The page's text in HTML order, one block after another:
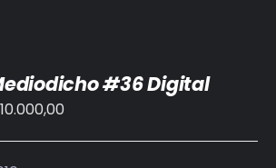
#36 Digital
10.000,00